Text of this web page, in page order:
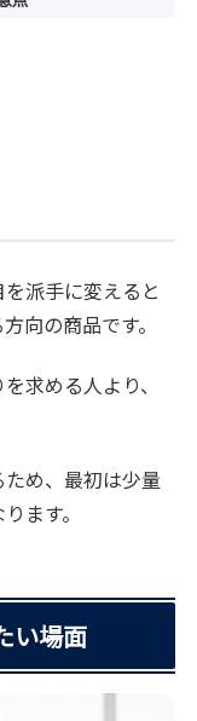
派手に変えると
向の商品です。
求める人より、
め、最初は少量
ます。
い場面